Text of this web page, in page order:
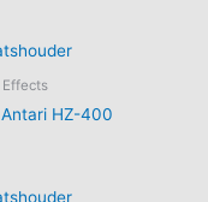
Effects
HZ-400